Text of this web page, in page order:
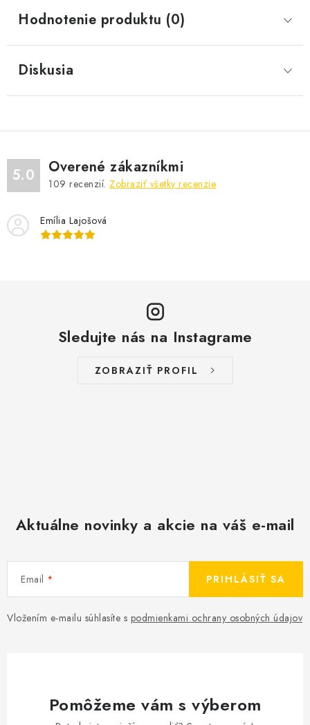
Hodnotenie produktu (0)
Diskusia
5.0 Overené zákazníkmi
109 recenzií. Zobraziť všetky recenzie
Emília Lajošová
Sledujte nás na Instagrame
ZOBRAZIŤ PROFIL
Aktuálne novinky a akcie na váš e-mail
Email
Vložením e-mailu súhlasíte s podmienkami ochrany osobných údajov
PRIHLÁSIŤ SA
Pomôžeme vám s výberom